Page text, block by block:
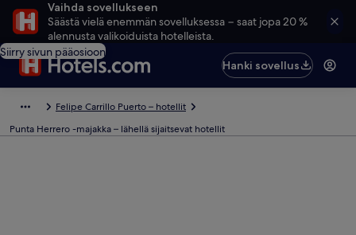
Vaihda sovellukseen
Säästä vielä enemmän sovelluksessa − saat jopa 20 %
alennusta valikoiduista hotelleista.
Siirry sivun pääosioon
Hanki sovellus
Felipe Carrillo Puerto – hotellit
Punta Herrero -majakka – lähellä sijaitsevat hotellit